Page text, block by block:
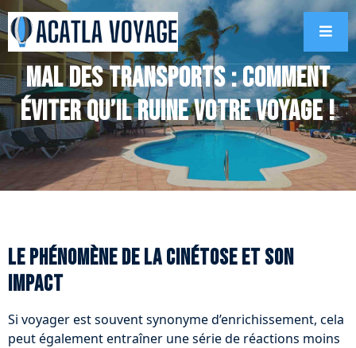
Mal des transports : comment
éviter qu’il ruine votre voyage !
Le phénomène de la cinétose et son
impact
Si voyager est souvent synonyme d’enrichissement, cela
peut également entraîner une série de réactions moins